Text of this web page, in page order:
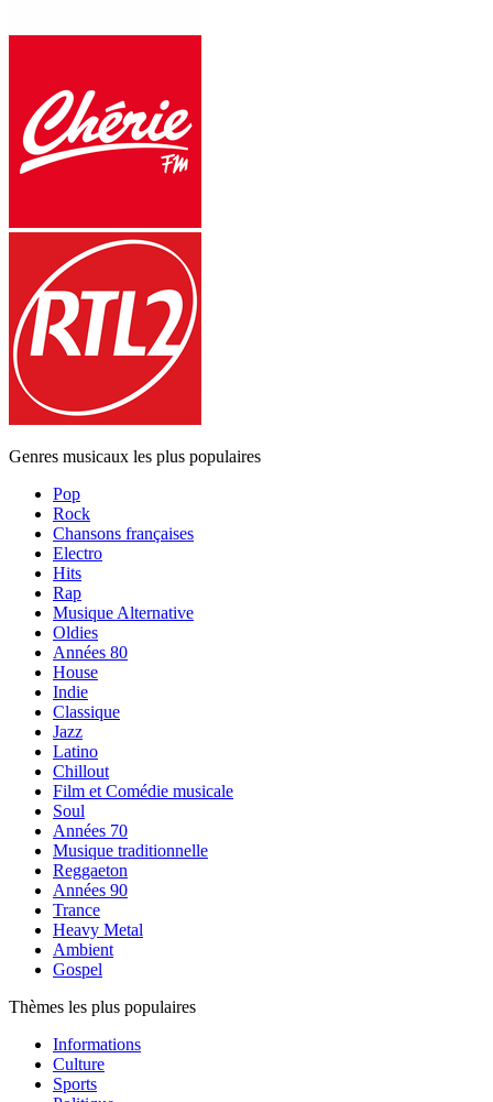
Genres musicaux les plus populaires
Pop
Rock
Chansons françaises
Electro
Hits
Rap
Musique Alternative
Oldies
Années 80
House
Indie
Classique
Jazz
Latino
Chillout
Film et Comédie musicale
Soul
Années 70
Musique traditionnelle
Reggaeton
Années 90
Trance
Heavy Metal
Ambient
Gospel
Thèmes les plus populaires
Informations
Culture
Sports